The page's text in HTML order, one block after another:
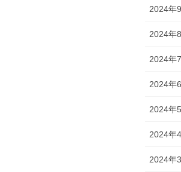
2024年
2024年
2024年
2024年
2024年
2024年
2024年